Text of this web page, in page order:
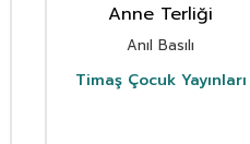
Anne Terliği
Anıl Basılı
Timaş Çocuk Yayınları